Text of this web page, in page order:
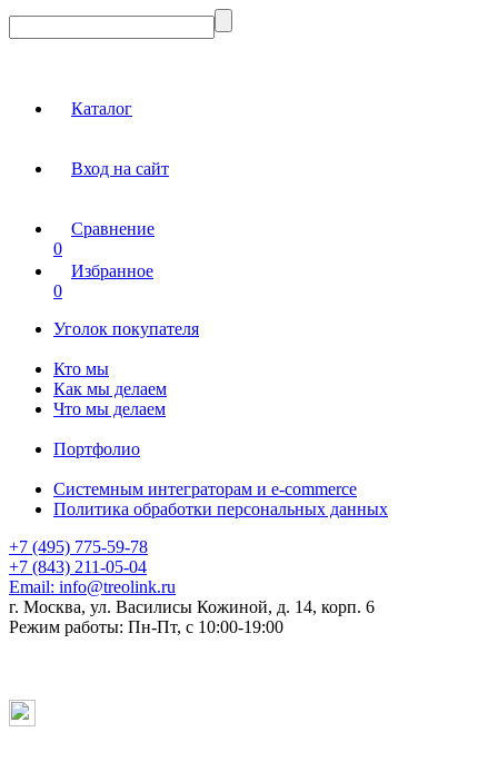
Каталог
Вход на сайт
Сравнение
0
Избранное
0
Уголок покупателя
Кто мы
Как мы делаем
Что мы делаем
Портфолио
Системным интеграторам и e-commerce
Политика обработки персональных данных
+7 (495) 775-59-78
+7 (843) 211-05-04
Email: info@treolink.ru
г. Москва, ул. Василисы Кожиной, д. 14, корп. 6
Режим работы: Пн-Пт, с 10:00-19:00